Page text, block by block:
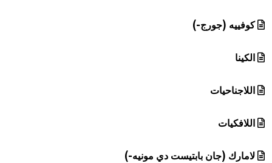
كوفييه (جورج-)
الكينا
اللاجناحيات
اللافكيات
لامارك (جان بابتيست دي مونيه-)